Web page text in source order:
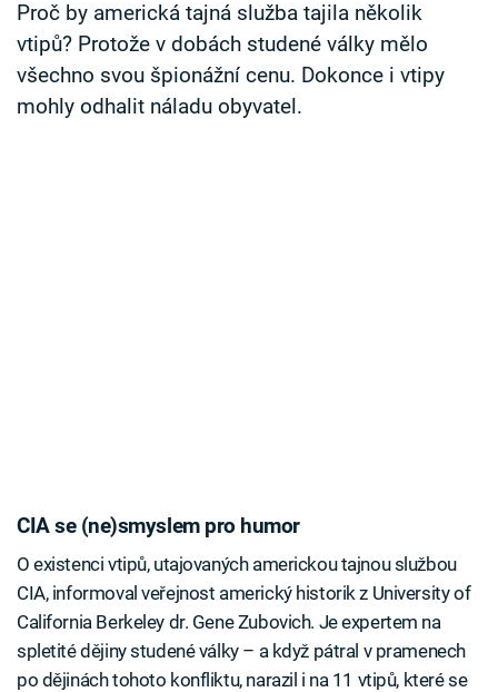
Sledujte nás
Proč by americká tajná služba tajila několik
vtipů? Protože v dobách studené války mělo
všechno svou špionážní cenu. Dokonce i vtipy
mohly odhalit náladu obyvatel.
CIA se (ne)smyslem pro humor
O existenci vtipů, utajovaných americkou tajnou službou
CIA, informoval veřejnost americký historik z University of
California Berkeley dr. Gene Zubovich. Je expertem na
spletité dějiny studené války – a když pátral v pramenech
po dějinách tohoto konfliktu, narazil i na 11 vtipů, které se